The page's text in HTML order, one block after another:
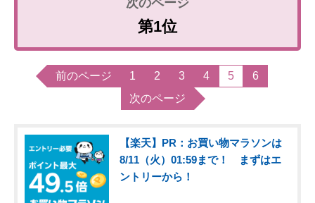
第1位
前のページ 1 2 3 4 5
6
次のページ
【楽天】PR：お買い物マラソンは
8/11（火）01:59まで！ まずはエ
ントリーから！